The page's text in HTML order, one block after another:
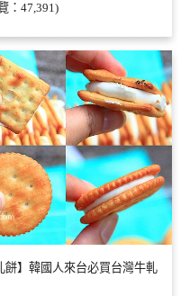
：47,391)
餅】韓國人來台必買台灣牛軋